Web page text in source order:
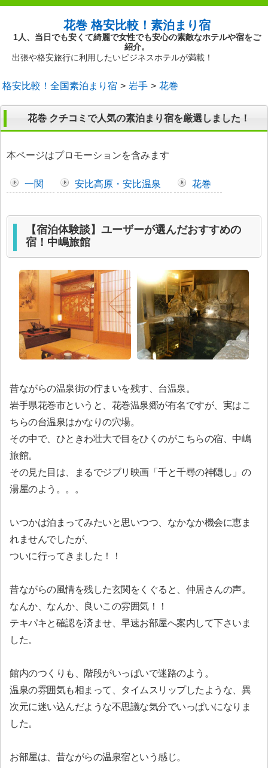
花巻 格安比較！素泊まり宿
1人、当日でも安くて綺麗で女性でも安心の素敵なホテルや宿をご
紹介。
出張や格安旅行に利用したいビジネスホテルが満載！
格安比較！全国素泊まり宿 岩手 花巻
花巻 クチコミで人気の素泊まり宿を厳選しました！
本ページはプロモーションを含みます
一関 安比高原・安比温泉 花巻
【宿泊体験談】ユーザーが選んだおすすめの
宿！中嶋旅館
昔ながらの温泉街の佇まいを残す、台温泉。
岩手県花巻市というと、花巻温泉郷が有名ですが、実はこ
ちらの台温泉はかなりの穴場。
その中で、ひときわ壮大で目をひくのがこちらの宿、中嶋
旅館。
その見た目は、まるでジブリ映画「千と千尋の神隠し」の
湯屋のよう。。。
いつかは泊まってみたいと思いつつ、なかなか機会に恵ま
れませんでしたが、
ついに行ってきました！！
昔ながらの風情を残した玄関をくぐると、仲居さんの声。
なんか、なんか、良いこの雰囲気！！
テキパキと確認を済ませ、早速お部屋へ案内して下さいま
した。
館内のつくりも、階段がいっぱいで迷路のよう。
温泉の雰囲気も相まって、タイムスリップしたような、異
次元に迷い込んだような不思議な気分でいっぱいになりま
した。
お部屋は、昔ながらの温泉宿という感じ。